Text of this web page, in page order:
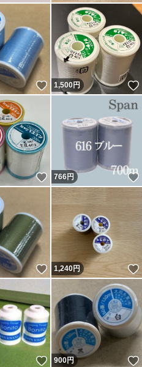
いいね！
1,500円
いいね！
766円
いいね！
1,240円
いいね！
900円